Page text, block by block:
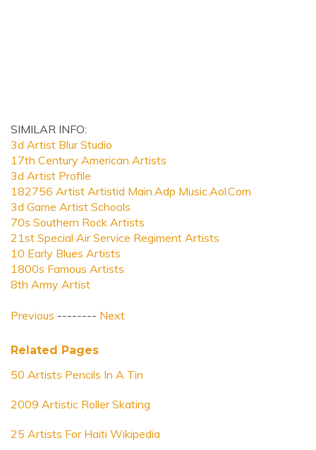
SIMILAR INFO:
3d Artist Blur Studio
17th Century American Artists
3d Artist Profile
182756 Artist Artistid Main.Adp Music.Aol.Com
3d Game Artist Schools
70s Southern Rock Artists
21st Special Air Service Regiment Artists
10 Early Blues Artists
1800s Famous Artists
8th Army Artist
Previous -------- Next
Related Pages
50 Artists Pencils In A Tin
2009 Artistic Roller Skating
25 Artists For Haiti Wikipedia